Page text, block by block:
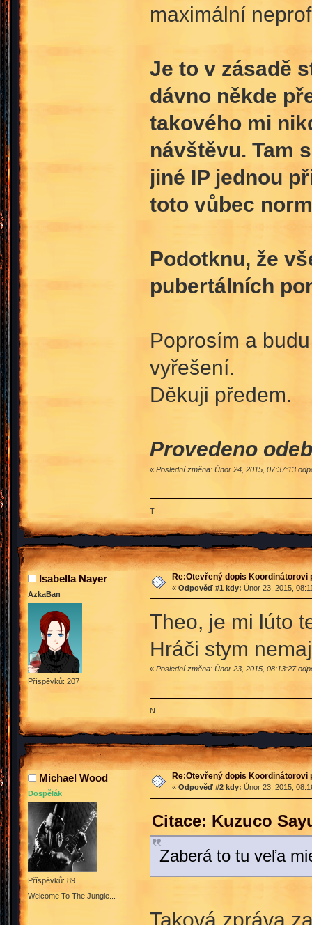
maximální
Je to v zásadě
dávno někde
takového mi
návštěvu. Tam
jiné IP jednou
toto vůbec
Podotknu, že
pubertálních
Poprosím a
vyřešení.
Děkuji předem.
Provedeno
« Poslední změna: Únor 24, 2015, 07:37:13
T
Isabella Nayer
AzkaBan
Příspěvků: 207
Re:Otevřený dopis Koordinátorovi
« Odpověď #1 kdy: Únor 23, 2015,
Theo, je mi lúto
Hráči stym
« Poslední změna: Únor 23, 2015, 08:13:27
N
Michael Wood
Dospělák
Příspěvků: 89
Welcome To The Jungle...
Re:Otevřený dopis Koordinátorovi
« Odpověď #2 kdy: Únor 23, 2015,
Citace: Kuzuco
Zaberá to tu veľa
Taková zpráva